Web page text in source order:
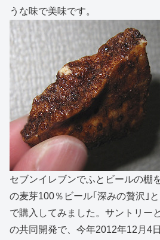
うな味で美味です。
セブンイレブンでふとビールの棚
の麦芽100％ビール｢深みの贅沢｣
で購入してみました。サントリー
の共同開発で、今年2012年12月4